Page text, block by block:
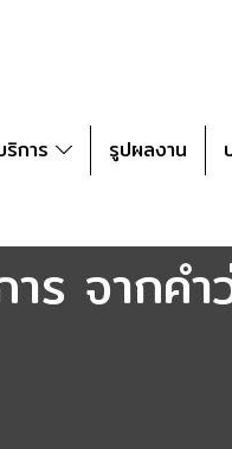
ริการ รูปผลงาน
ร จากคำ